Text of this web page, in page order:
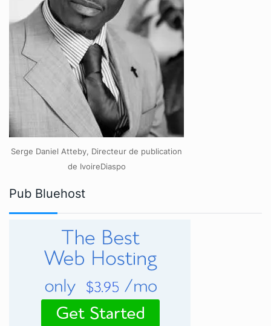
Serge Daniel Atteby, Directeur de publication
de IvoireDiaspo
Pub Bluehost